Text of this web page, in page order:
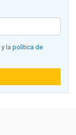
y la política de